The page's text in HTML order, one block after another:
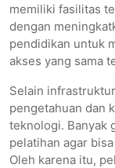
memiliki fasilitas
dengan
pendidikan untuk
akses yang sama
Selain
pengetahuan dan
teknologi. Banyak
pelatihan agar
Oleh karena itu,